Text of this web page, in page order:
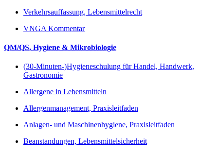
Verkehrsauffassung, Lebensmittelrecht
VNGA Kommentar
QM/QS, Hygiene & Mikrobiologie
(30-Minuten-)Hygieneschulung für Handel, Handwerk,
Gastronomie
Allergene in Lebensmitteln
Allergenmanagement, Praxisleitfaden
Anlagen- und Maschinenhygiene, Praxisleitfaden
Beanstandungen, Lebensmittelsicherheit